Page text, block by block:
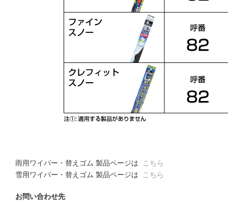
雨用ワイパー・替えゴム 製品ページは
こちら
雪用ワイパー・替えゴム 製品ページは
こちら
お問い合わせ先